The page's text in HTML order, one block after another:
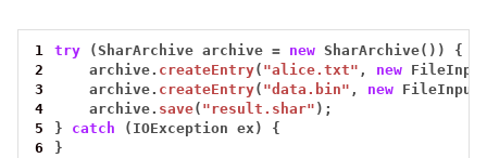
1 try (SharArchive archive = new SharArchive())
{
2
archive. createEntry( "alice.txt" , new
3
archive. createEntry( "data.bin" , new
4
archive. save( "result.shar" );
5
} catch (IOException ex)
{
6
}